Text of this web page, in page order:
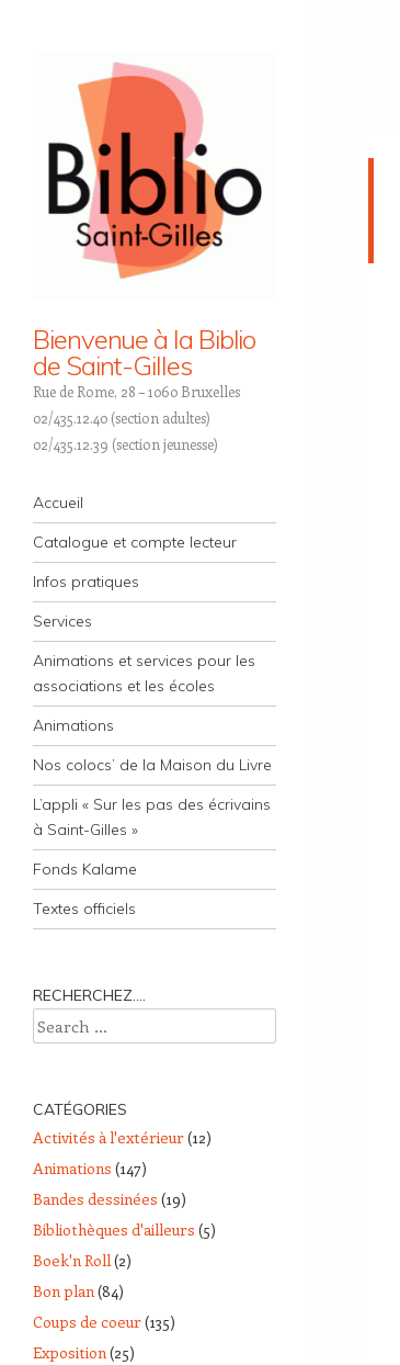
Bienvenue à la Biblio
de Saint-Gilles
Rue de Rome, 28 – 1060 Bruxelles
02/435.12.40 (section adultes)
02/435.12.39 (section jeunesse)
Navigation
Skip to content
Accueil
Catalogue et compte lecteur
Infos pratiques
Services
Animations et services pour les
associations et les écoles
Animations
Nos colocs’ de la Maison du Livre
L’appli « Sur les pas des écrivains
à Saint-Gilles »
Fonds Kalame
Textes officiels
RECHERCHEZ….
Search
CATÉGORIES
Activités à l'extérieur(12)
Animations (147)
Bandes dessinées (19)
Bibliothèques d'ailleurs (5)
Boek'n Roll(2)
Bon plan(84)
Coups de coeur(135)
Exposition(25)